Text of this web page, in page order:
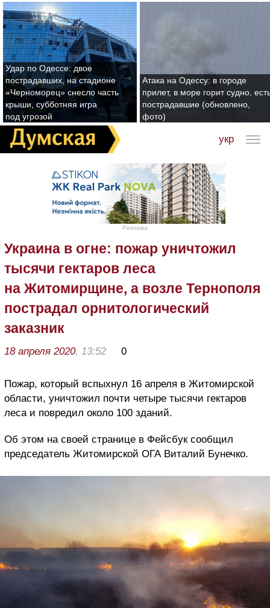
Удар по Одессе: двое
пострадавших, на стадионе
«Черноморец» снесло часть
крыши, субботняя игра
под угрозой
Атака на Одессу: в городе
прилет, в море горит судно,
пострадавшие (обновлено,
фото)
укр
Реклама
Украина в огне: пожар уничтожил
тысячи гектаров леса
на Житомирщине, а возле Тернополя
пострадал орнитологический
заказник
18 апреля 2020, 13:52 0
Пожар, который вспыхнул 16 апреля в Житомирской
области, уничтожил почти четыре тысячи гектаров
леса и повредил около 100 зданий.
Об этом на своей странице в Фейсбук сообщил
председатель Житомирской ОГА Виталий Бунечко.